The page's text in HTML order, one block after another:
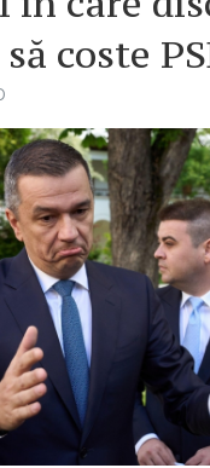
coste